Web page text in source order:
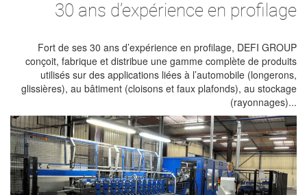
30 ans d’expérience en profilage
Fort de ses 30 ans d’expérience en profilage, DEFI GROUP
conçoit, fabrique et distribue une gamme complète de produits
utilisés sur des applications liées à l’automobile (longerons,
glissières), au bâtiment (cloisons et faux plafonds), au stockage
(rayonnages)...